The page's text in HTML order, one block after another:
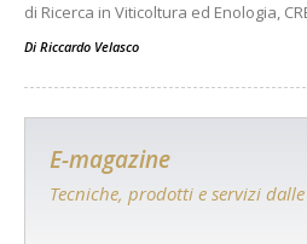
di Ricerca in Viticoltura ed Enologia,
Di Riccardo Velasco
E-magazine
Tecniche, prodotti e servizi